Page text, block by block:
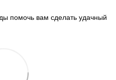
помочь вам сделать удачный